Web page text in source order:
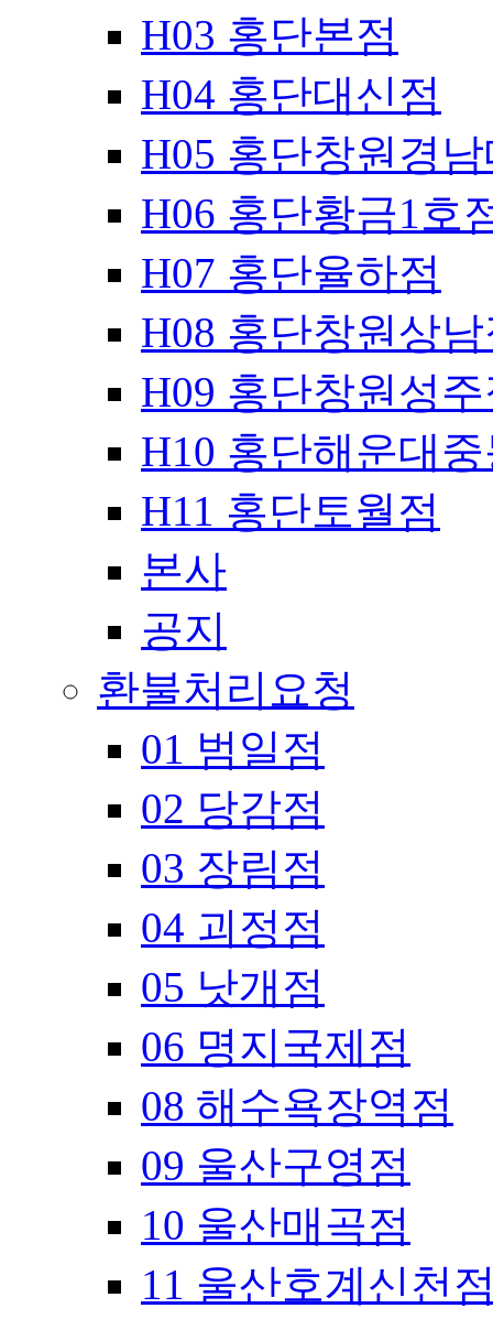
H03 홍단본점
H04 홍단대신점
H05 홍단창원경
H06 홍단황금1호
H07 홍단율하점
H08 홍단창원상
H09 홍단창원성
H10 홍단해운대
H11 홍단토월점
본사
공지
환불처리요청
01 범일점
02 당감점
03 장림점
04 괴정점
05 낫개점
06 명지국제점
08 해수욕장역점
09 울산구영점
10 울산매곡점
11 울산호계신천